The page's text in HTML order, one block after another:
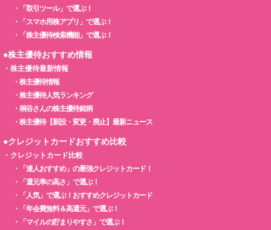
・
「取引ツール」で選ぶ！
・
「スマホ用株アプリ」で選ぶ！
・
「株主優待検索機能」で選ぶ！
●株主優待おすすめ情報
・ 株主優待最新情報
・ 株主優待情報
・ 株主優待人気ランキング
・ 桐谷さんの株主優待銘柄
・ 株主優待【新設・変更・廃止】最新ニュース
●クレジットカードおすすめ比較
・ クレジットカード比較
・
「達人おすすめ」の最強クレジットカード！
・
「還元率の高さ」で選ぶ！
・
「人気」で選ぶ！おすすめクレジットカード
・
「年会費無料＆高還元」で選ぶ！
・
「マイルの貯まりやすさ」で選ぶ！